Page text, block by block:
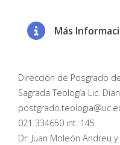
Más
Dirección de Posgrado
Sagrada Teología Lic.
021 334650 int. 145
Dr. Juan Moleón Andreu